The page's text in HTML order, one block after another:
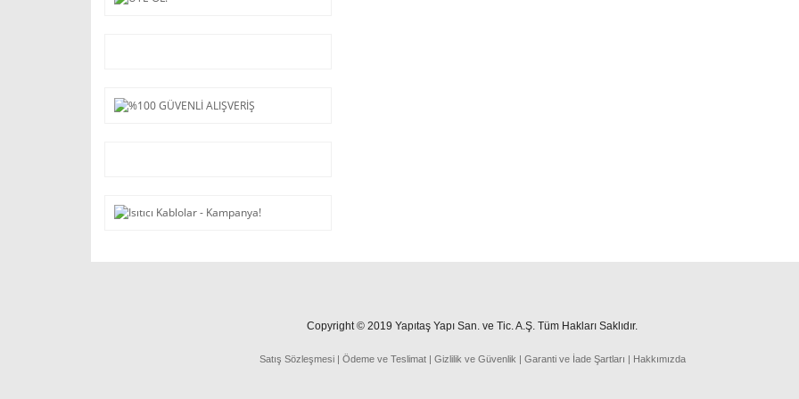
Copyright © 2019 Yapıtaş Yapı San. ve Tic. A.Ş. Tüm Hakları Saklıdır.
Satış Sözleşmesi| Ödeme ve Teslimat| Gizlilik ve Güvenlik Garanti ve İade Şartları Hakkımızda